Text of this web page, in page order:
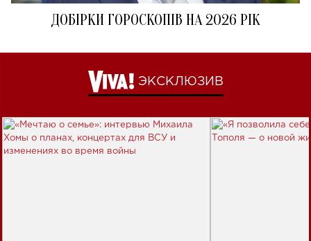
ДОБІРКИ ГОРОСКОПІВ НА 2026 РІК
ЭКСКЛЮЗИВ